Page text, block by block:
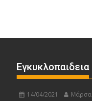
Εγκυκλοπαιδεια
14/04/2021 Μάρσα